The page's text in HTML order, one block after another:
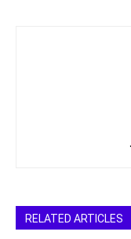
RELATED ARTICLES